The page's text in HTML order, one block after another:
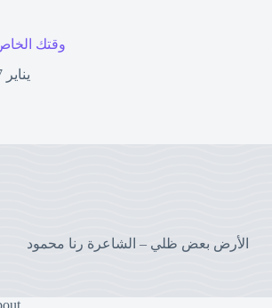
وقتك
يناير 27, 2026
الأرض بعض ظلي – الشاعرة رنا محمود